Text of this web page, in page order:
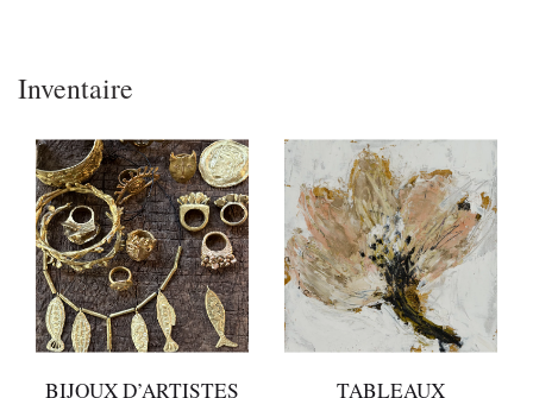
Inventaire
BIJOUX D’ARTISTES TABLEAUX